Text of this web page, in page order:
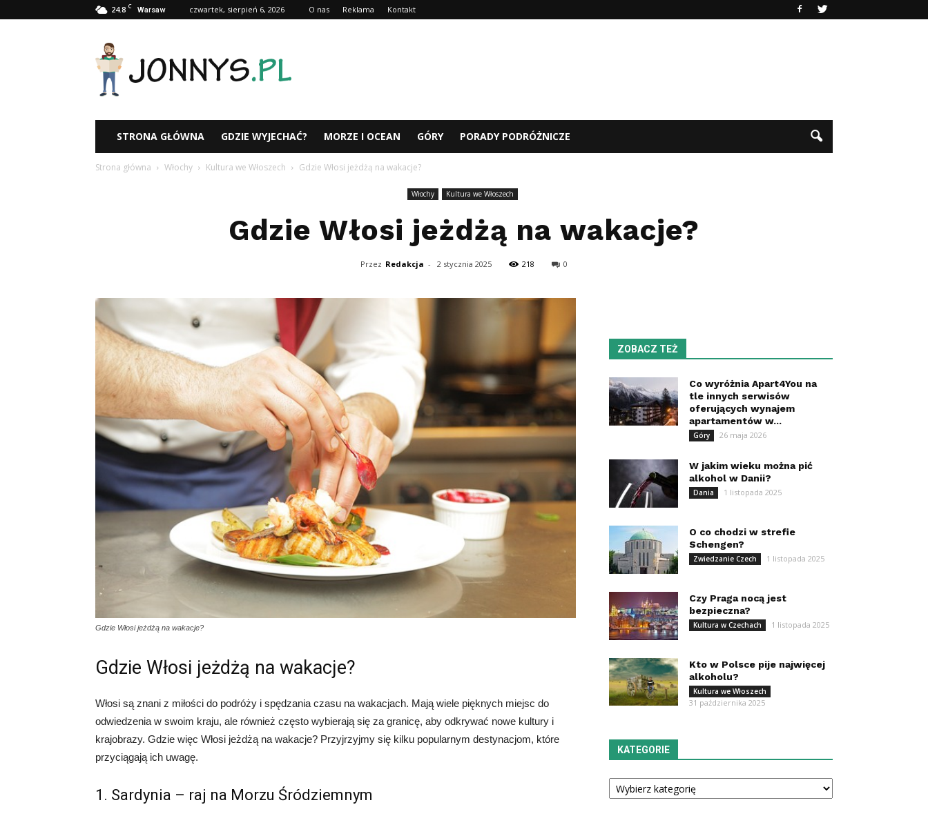
24.8 C Warsaw czwartek, sierpień 6, 2026 O nas Reklama Kontakt
Jonnys.pl
STRONA GŁÓWNA GDZIE WYJECHAĆ? MORZE I OCEAN GÓRY PORADY PODRÓŻNICZE
Strona główna Włochy Kultura we Włoszech Gdzie Włosi jeżdżą na wakacje?
Włochy Kultura we Włoszech
Gdzie Włosi jeżdżą na wakacje?
Przez Redakcja - 2 stycznia 2025 218 0
Gdzie Włosi jeżdżą na wakacje?
Gdzie Włosi jeżdżą na wakacje?
Włosi są znani z miłości do podróży i spędzania czasu na wakacjach. Mają wiele pięknych miejsc do
odwiedzenia w swoim kraju, ale również często wybierają się za granicę, aby odkrywać nowe kultury i
krajobrazy. Gdzie więc Włosi jeżdżą na wakacje? Przyjrzyjmy się kilku popularnym destynacjom, które
przyciągają ich uwagę.
1. Sardynia – raj na Morzu Śródziemnym
ZOBACZ TEŻ
Co wyróżnia Apart4You na
tle innych serwisów
oferujących wynajem
apartamentów w...
Góry 26 maja 2026
W jakim wieku można pić
alkohol w Danii?
Dania 1 listopada 2025
O co chodzi w strefie
Schengen?
Zwiedzanie Czech 1 listopada 2025
Czy Praga nocą jest
bezpieczna?
Kultura w Czechach 1 listopada 2025
Kto w Polsce pije najwięcej
alkoholu?
Kultura we Włoszech
31 października 2025
KATEGORIE
Kategorie